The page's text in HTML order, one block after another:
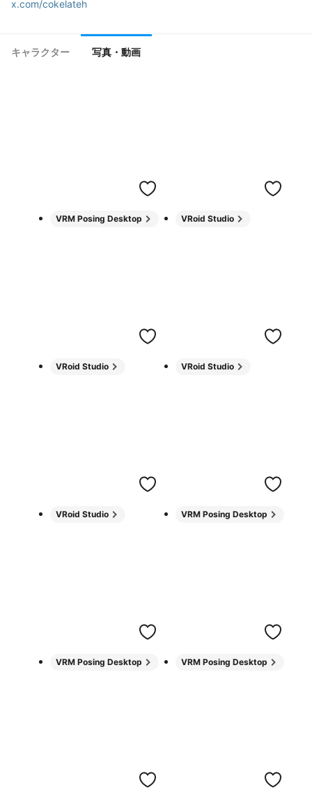
x.com/cokelateh
キャラクター 写真・動画
VRM Posing Desktop VRoid Studio
VRoid Studio VRoid Studio
VRoid Studio VRM Posing Desktop
VRM Posing Desktop VRM Posing Desktop